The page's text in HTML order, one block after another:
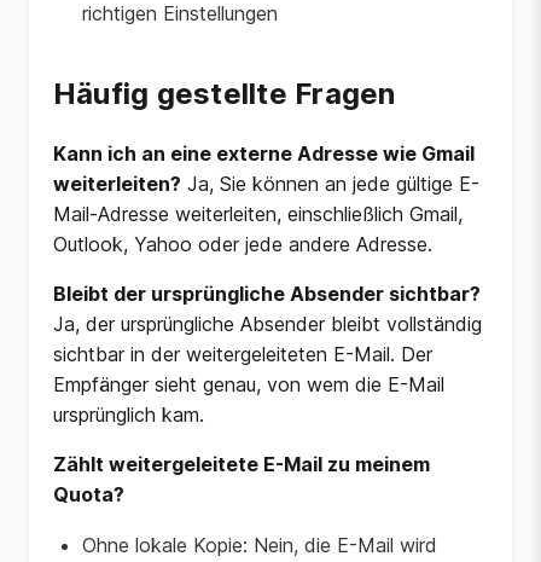
richtigen Einstellungen
Häufig gestellte Fragen
Kann ich an eine externe Adresse wie Gmail
weiterleiten? Ja, Sie können an jede gültige E-
Mail-Adresse weiterleiten, einschließlich Gmail,
Outlook, Yahoo oder jede andere Adresse.
Bleibt der ursprüngliche Absender sichtbar?
Ja, der ursprüngliche Absender bleibt vollständig
sichtbar in der weitergeleiteten E-Mail. Der
Empfänger sieht genau, von wem die E-Mail
ursprünglich kam.
Zählt weitergeleitete E-Mail zu meinem
Quota?
Ohne lokale Kopie: Nein, die E-Mail wird